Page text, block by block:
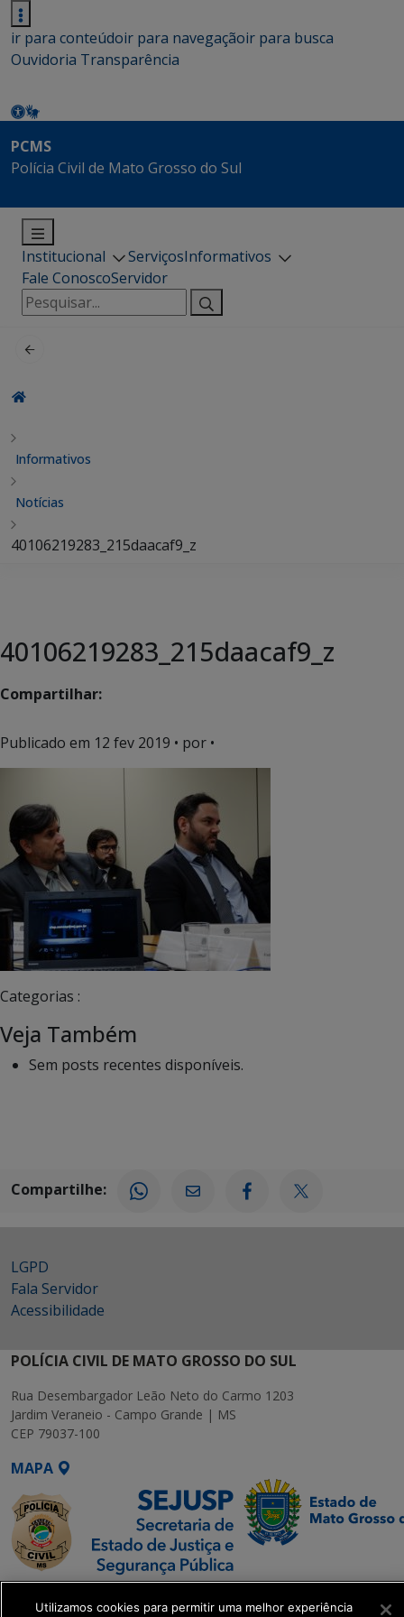
ir para conteúdoir para navegaçãoir para busca
Ouvidoria Transparência
PCMS
Polícia Civil de Mato Grosso do Sul
Institucional ServiçosInformativos
Fale ConoscoServidor
Pesquisar
por:
Informativos
Notícias
40106219283_215daacaf9_z
40106219283_215daacaf9_z
Compartilhar:
Publicado em 12 fev 2019 • por •
Categorias :
Veja Também
Sem posts recentes disponíveis.
Compartilhe:
LGPD
Fala Servidor
Acessibilidade
POLÍCIA CIVIL DE MATO GROSSO DO SUL
Rua Desembargador Leão Neto do Carmo 1203
Jardim Veraneio - Campo Grande | MS
CEP 79037-100
MAPA
Utilizamos cookies para permitir uma melhor experiência